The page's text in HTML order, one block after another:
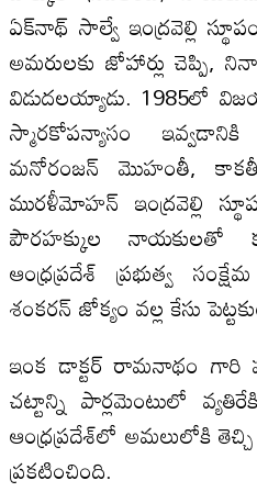
ఏక్‌నాథ్‌ సాల్వే ఇంద్రవెల్లి
అమరులకు జోహార్లు చెప్పి,
విడుదలయ్యాడు. 1985లో
స్మారకోపన్యాసం
మనోరంజన్‌ మొహంతీ,
మురళీమోహన్‌ ఇంద్రవెల్లి
పౌరహక్కుల నాయకులతో
ఆంధ్రప్రదేశ్‌ ప్రభుత్వ
శంకరన్‌ జోక్యం వల్ల కేసు
ఇంక డాక్టర్‌ రామనాథం గారి
చట్టాన్ని పార్లమెంటులో
ఆంధ్రప్రదేశ్‌లో అమలులోకి
ప్రకటించింది.